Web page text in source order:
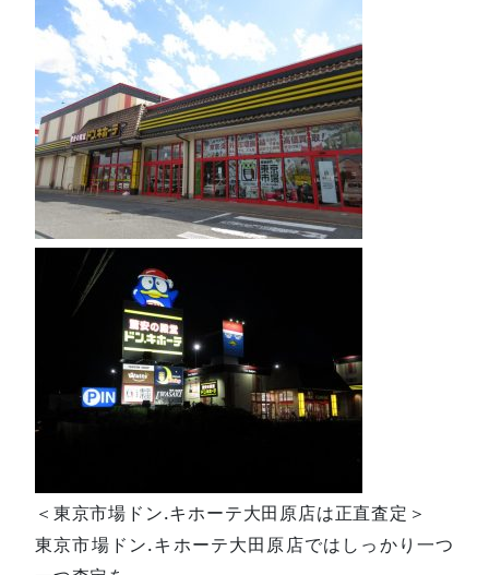
＜東京市場ドン.キホーテ大田原店は正直査定＞
東京市場ドン.キホーテ大田原店ではしっかり一つ